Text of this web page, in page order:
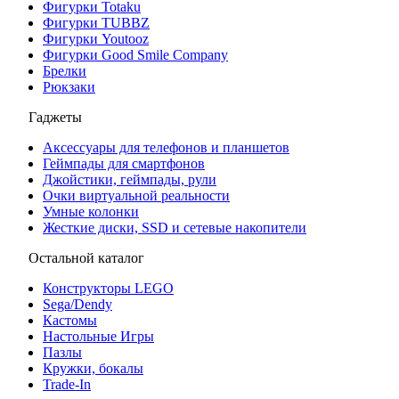
Фигурки Totaku
Фигурки TUBBZ
Фигурки Youtooz
Фигурки Good Smile Company
Брелки
Рюкзаки
Гаджеты
Аксессуары для телефонов и планшетов
Геймпады для смартфонов
Джойстики, геймпады, рули
Очки виртуальной реальности
Умные колонки
Жесткие диски, SSD и сетевые накопители
Остальной каталог
Конструкторы LEGO
Sega/Dendy
Кастомы
Настольные Игры
Пазлы
Кружки, бокалы
Trade-In